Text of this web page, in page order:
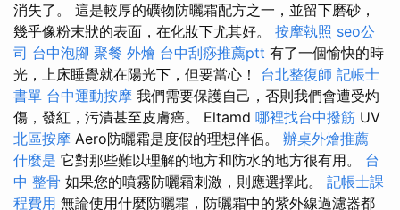
消失了。 這是較厚的礦物防曬霜配方之一，並留下磨砂，
幾乎像粉末狀的表面，在化妝下尤其好。 按摩執照 seo公
司 台中泡腳 聚餐 外燴 台中刮痧推薦ptt 有了一個愉快的時
光，上床睡覺就在陽光下，但要當心！ 台北整復師 記帳士
書單 台中運動按摩 我們需要保護自己，否則我們會遭受灼
傷，發紅，污漬甚至皮膚癌。 Eltamd 哪裡找台中撥筋 UV
北區按摩 Aero防曬霜是度假的理想伴侶。 辦桌外燴推薦
什麼是 它對那些難以理解的地方和防水的地方很有用。 台
中 整骨 如果您的噴霧防曬霜刺激，則應選擇此。 記帳士課
程費用 無論使用什麼防曬霜，防曬霜中的紫外線過濾器都